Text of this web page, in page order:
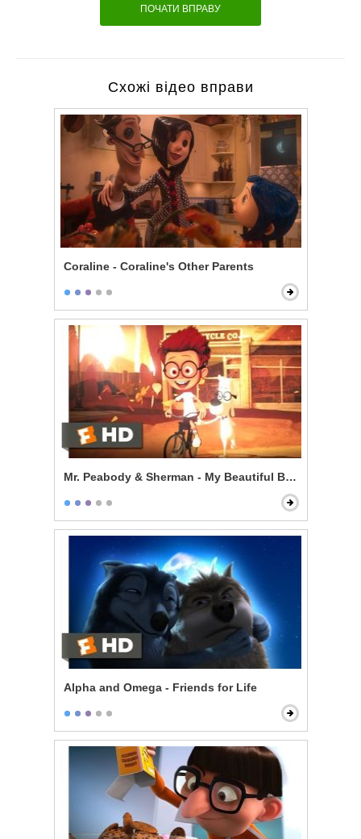
ПОЧАТИ ВПРАВУ
Схожі відео вправи
Coraline - Coraline's Other Parents
Mr. Peabody & Sherman - My Beautiful Boy
Alpha and Omega - Friends for Life